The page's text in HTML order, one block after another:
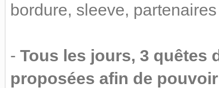
bordure, sleeve,
- Tous les jours, 3 quêtes
proposées afin de